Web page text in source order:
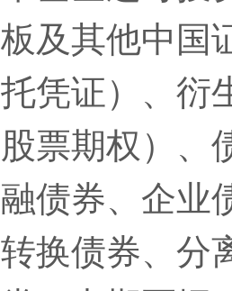
板及其他中国
托凭证）、衍
股票期权）、
融债券、企业
转换债券、分